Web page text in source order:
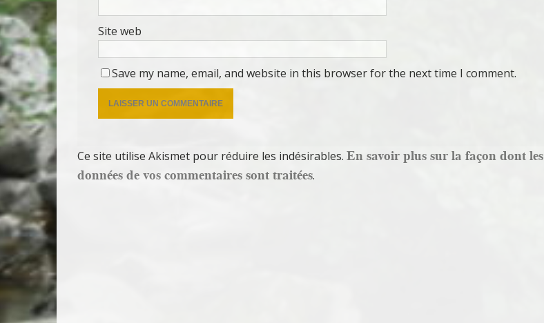
Site web
Save my name, email, and website in this browser for the next time I comment.
Ce site utilise Akismet pour réduire les indésirables. En savoir plus sur la façon dont les
données de vos commentaires sont traitées.